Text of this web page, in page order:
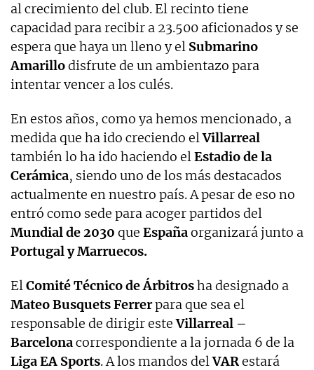
al crecimiento del club. El recinto tiene
capacidad para recibir a 23.500 aficionados y se
espera que haya un lleno y el Submarino
Amarillodisfrute de un ambientazo para
intentar vencer a los culés.
En estos años, como ya hemos mencionado, a
medida que ha ido creciendo elVillarreal
también lo ha ido haciendo elEstadio de la
Cerámica, siendo uno de los más destacados
actualmente en nuestro país. A pesar de eso no
entró como sede para acoger partidos del
Mundial de 2030 que Españaorganizará junto a
Portugal y Marruecos.
ElComité Técnico de Árbitrosha designado a
Mateo Busquets Ferrerpara que sea el
responsable de dirigir esteVillarreal –
Barcelonacorrespondiente a la jornada 6 de la
Liga EA Sports. A los mandos delVARestará